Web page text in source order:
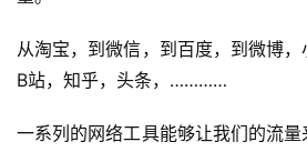
从淘宝，到微信，到百度，到微博，
B站，知乎，头条，…………
一系列的网络工具能够让我们的流